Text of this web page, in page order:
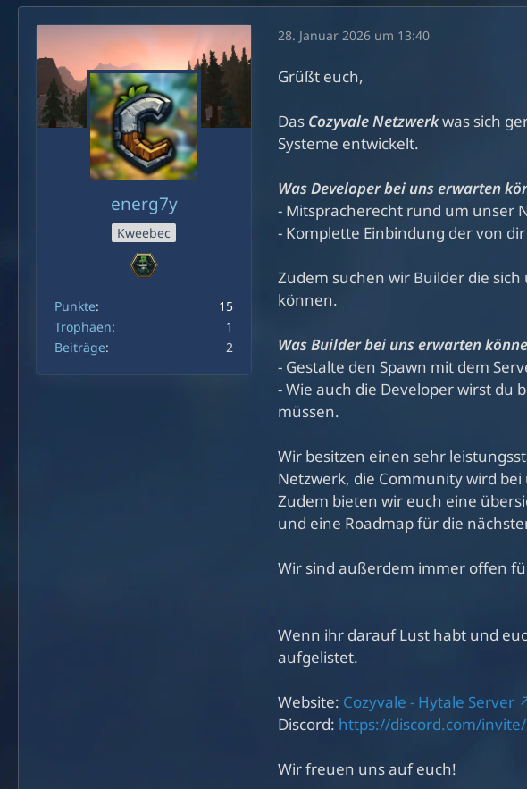
energ7y
Kweebec
Punkte
15
Trophäen
1
Beiträge
2
28. Januar 2026 um 13:40
Grüßt euch,
Das Cozyvale Netzwerkwas sich
Systeme entwickelt.
Was Developer bei uns erwarten
- Mitspracherecht rund um unser
- Komplette Einbindung der von
Zudem suchen wir Builder die
können.
Was Builder bei uns erwarten
- Gestalte den Spawn mit dem
- Wie auch die Developer wirst
müssen.
Wir besitzen einen sehr
Netzwerk, die Community wird
Zudem bieten wir euch eine
und eine Roadmap für die
Wir sind außerdem immer offen
Wenn ihr darauf Lust habt und
aufgelistet.
Website: Cozyvale - Hytale Server
Discord: https://discord.com/
Wir freuen uns auf euch!